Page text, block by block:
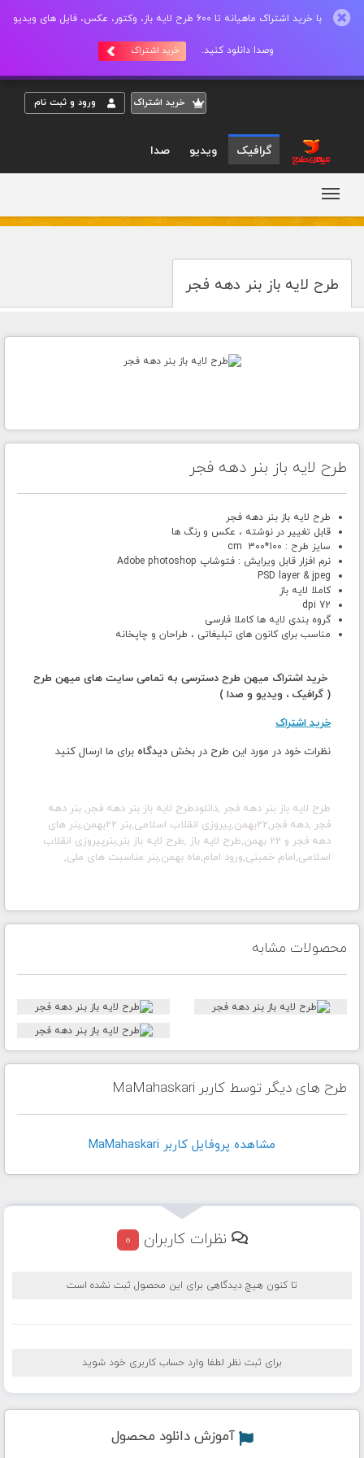
با خرید اشتراک ماهیانه تا 600 طرح لایه باز، وکتور، عکس، فایل های ویدیو
وصدا دانلود کنید. خرید اشتراک
خريد اشتراک ورود و ثبت نام
گرافیک ویدیو صدا
طرح لایه باز بنر دهه فجر
طرح لایه باز بنر دهه فجر
طرح لایه باز بنر دهه فجر
قابل تغییر در نوشته ، عکس و رنگ ها
سایز طرح : 100*300 cm
نرم افزار قابل ویرایش : فتوشاپ Adobe photoshop
PSD layer & jpeg
کاملا لایه باز
72 dpi
گروه بندی لایه ها کاملا فارسی
مناسب برای کانون های تبلیغاتی ، طراحان و چاپخانه
خرید اشتراک میهن طرح دسترسی به تمامی سایت های میهن طرح
( گرافیک ، ویدیو و صدا )
خرید اشتراک
نظرات خود در مورد این طرح در بخش دیدگاه برای ما ارسال کنید
طرح لایه باز بنر دهه فجر ,دانلودطرح لایه باز بنر دهه فجر, بنر دهه
فجر ,دهه فجر,22بهمن,پیروزی انقلاب اسلامی,بنر 22بهمن,بنر های
دهه فجر و 22 بهمن,طرح لایه باز ,طرح لایه باز بنر,بنرپیروزی انقلاب
اسلامی,امام خمینی,ورود امام,ماه بهمن,بنر مناسبت های ملی,
محصولات مشابه
طرح های دیگر توسط کاربر MaMahaskari
مشاهده پروفايل کاربر MaMahaskari
نظرات کاربران 0
تا کنون هیچ دیدگاهی برای این محصول ثبت نشده است
برای ثبت نظر لطفا وارد حساب کاربری خود شوید
آموزش دانلود محصول